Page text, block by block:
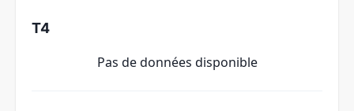
T4
Pas de données disponible